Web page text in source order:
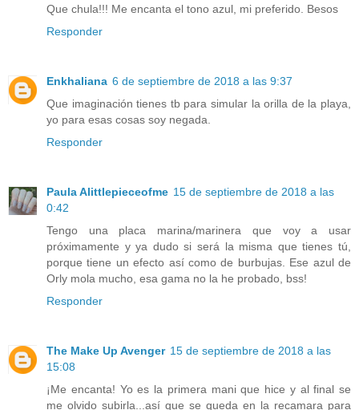
Que chula!!! Me encanta el tono azul, mi preferido. Besos
Responder
Enkhaliana 6 de septiembre de 2018 a las 9:37
Que imaginación tienes tb para simular la orilla de la playa,
yo para esas cosas soy negada.
Responder
Paula Alittlepieceofme 15 de septiembre de 2018 a las
0:42
Tengo una placa marina/marinera que voy a usar
próximamente y ya dudo si será la misma que tienes tú,
porque tiene un efecto así como de burbujas. Ese azul de
Orly mola mucho, esa gama no la he probado, bss!
Responder
The Make Up Avenger 15 de septiembre de 2018 a las
15:08
¡Me encanta! Yo es la primera mani que hice y al final se
me olvido subirla...así que se queda en la recamara para